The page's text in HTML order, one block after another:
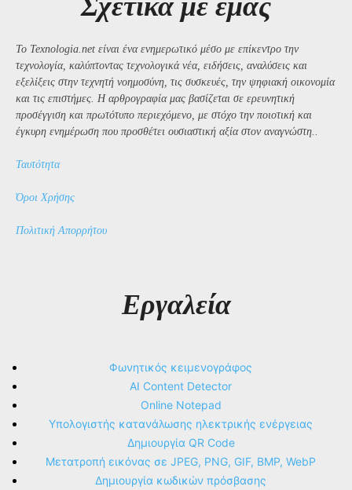
Το Texnologia.net είναι ένα ενημερωτικό μέσο με επίκεντρο την
τεχνολογία, καλύπτοντας τεχνολογικά νέα, ειδήσεις, αναλύσεις και
εξελίξεις στην τεχνητή νοημοσύνη, τις συσκευές, την ψηφιακή οικονομία
και τις επιστήμες. Η αρθρογραφία μας βασίζεται σε ερευνητική
προσέγγιση και πρωτότυπο περιεχόμενο, με στόχο την ποιοτική και
έγκυρη ενημέρωση που προσθέτει ουσιαστική αξία στον αναγνώστη..
Ταυτότητα
Όροι Χρήσης
Πολιτική Απορρήτου
Εργαλεία
Φωνητικός κειμενογράφος
AI Content Detector
Online Notepad
Υπολογιστής κατανάλωσης ηλεκτρικής ενέργειας
Δημιουργία QR Code
Μετατροπή εικόνας σε JPEG, PNG, GIF, BMP, WebP
Δημιουργία κωδικών πρόσβασης